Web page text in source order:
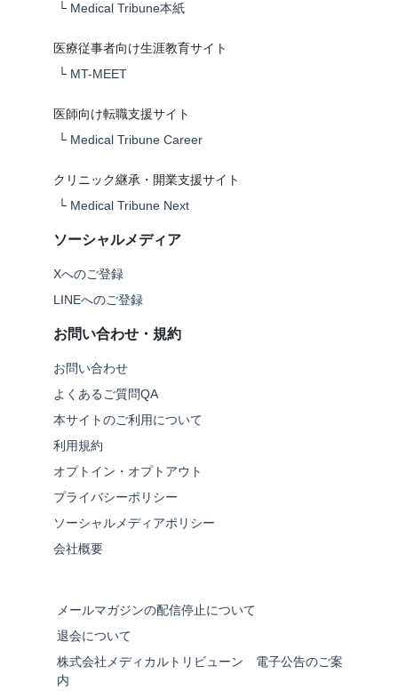
└ Medical Tribune本紙
医療従事者向け生涯教育サイト
└ MT-MEET
医師向け転職支援サイト
└ Medical Tribune Career
クリニック継承・開業支援サイト
└ Medical Tribune Next
ソーシャルメディア
Xへのご登録
LINEへのご登録
お問い合わせ・規約
お問い合わせ
よくあるご質問QA
本サイトのご利用について
利用規約
オプトイン・オプトアウト
プライバシーポリシー
ソーシャルメディアポリシー
会社概要
メールマガジンの配信停止について
退会について
株式会社メディカルトリビューン 電子公告のご案
内